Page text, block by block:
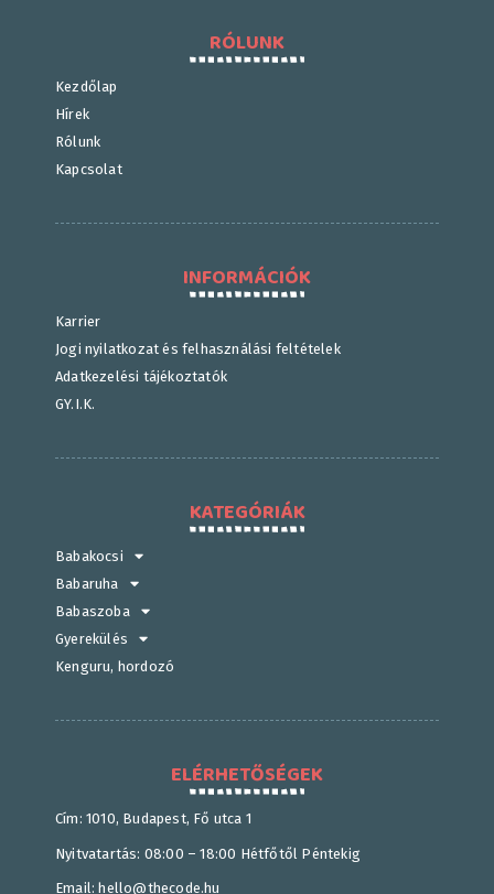
RÓLUNK
Kezdőlap
Hírek
Rólunk
Kapcsolat
INFORMÁCIÓK
Karrier
Jogi nyilatkozat és felhasználási feltételek
Adatkezelési tájékoztatók
GY.I.K.
KATEGÓRIÁK
Babakocsi
Babaruha
Babaszoba
Gyerekülés
Kenguru, hordozó
ELÉRHETŐSÉGEK
Cím: 1010, Budapest, Fő utca 1
Nyitvatartás: 08:00 – 18:00 Hétfőtől Péntekig
Email: hello@thecode.hu